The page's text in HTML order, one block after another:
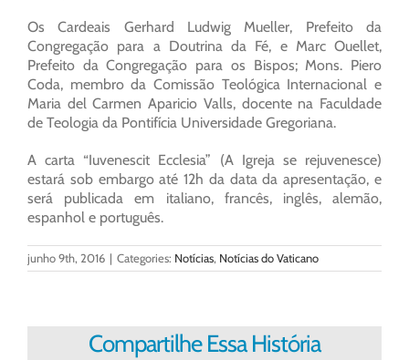
Os Cardeais Gerhard Ludwig Mueller, Prefeito da
Congregação para a Doutrina da Fé, e Marc Ouellet,
Prefeito da Congregação para os Bispos; Mons. Piero
Coda, membro da Comissão Teológica Internacional e
Maria del Carmen Aparicio Valls, docente na Faculdade
de Teologia da Pontifícia Universidade Gregoriana.
A carta “Iuvenescit Ecclesia” (A Igreja se rejuvenesce)
estará sob embargo até 12h da data da apresentação, e
será publicada em italiano, francês, inglês, alemão,
espanhol e português.
junho 9th, 2016 | Categories: Notícias, Notícias do Vaticano
Compartilhe Essa História